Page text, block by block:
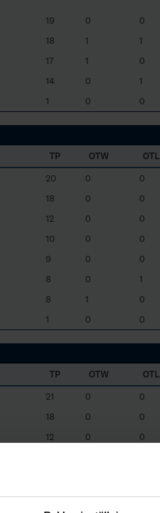
19 0 0
18 1 1
17 1 0
14 0 1
1 0 0
TP OTW OTL
20 0 0
18 0 0
12 0 0
10 0 0
9 0 0
8 0 1
8 1 0
1 0 0
TP OTW OTL
21 0 0
18 0 0
12 0 0
6 0 0